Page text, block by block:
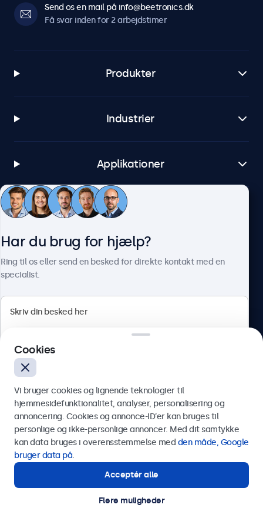
Send os en mail på info@beetronics.dk
Få svar inden for 2 arbejdstimer
Produkter
Industrier
Applikationer
Kundeservice
Herstedøstervej 27-29, unit A, 2620 Albertslund, Danmark
Dansk
© 2026 Beetronics
Har du brug for hjælp?
Ring til os eller send en besked for direkte kontakt med en
specialist.
Send
Eller ring til os på
Kontakt vores specialister.
Cookies
Vi bruger cookies og lignende teknologier til
hjemmesidefunktionalitet, analyser, personalisering og
annoncering. Cookies og annonce-ID’er kan bruges til
personlige og ikke-personlige annoncer. Med dit samtykke
kan data bruges i overensstemmelse med den måde, Google
bruger data på.
Acceptér alle
Flere muligheder